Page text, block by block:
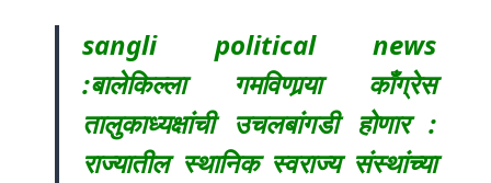
sangli political news
:बालेकिल्ला गमविणार्‍या काँग्रेस
तालुकाध्यक्षांची उचलबांगडी होणार :
राज्यातील स्थानिक स्वराज्य संस्थांच्या